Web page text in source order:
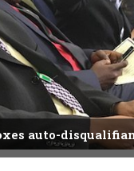
auto-